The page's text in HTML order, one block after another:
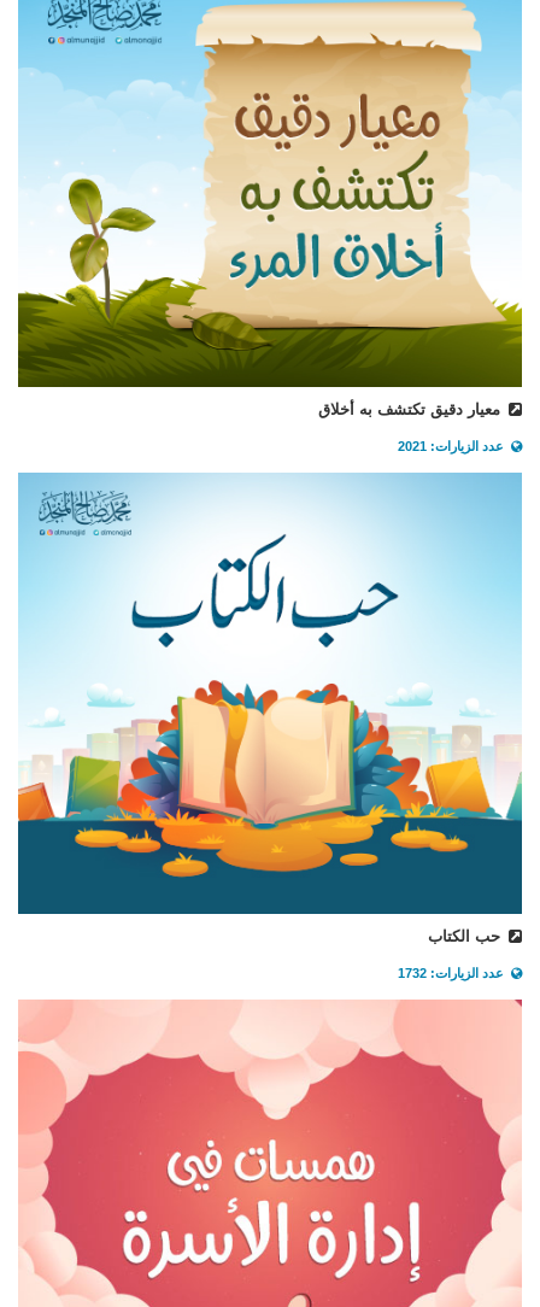
معيار دقيق تكتشف به أخلاق
عدد الزيارات: 2021
حب الكتاب
عدد الزيارات: 1732